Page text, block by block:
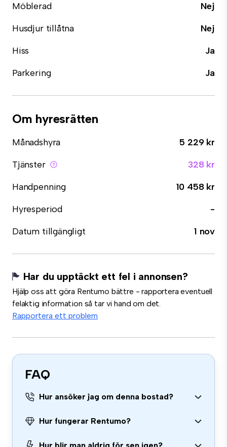
Möblerad
Nej
Husdjur tillåtna
Nej
Hiss
Ja
Parkering
Ja
Om hyresrätten
Månadshyra
5 229 kr
Tjänster
328 kr
Handpenning
10 458 kr
Hyresperiod
-
Datum tillgängligt
1 nov
Har du upptäckt ett fel i annonsen?
Hjälp oss att göra Rentumo bättre - rapportera eventuell
felaktig information så tar vi hand om det.
Rapportera ett problem
FAQ
Hur ansöker jag om denna bostad?
Hur fungerar Rentumo?